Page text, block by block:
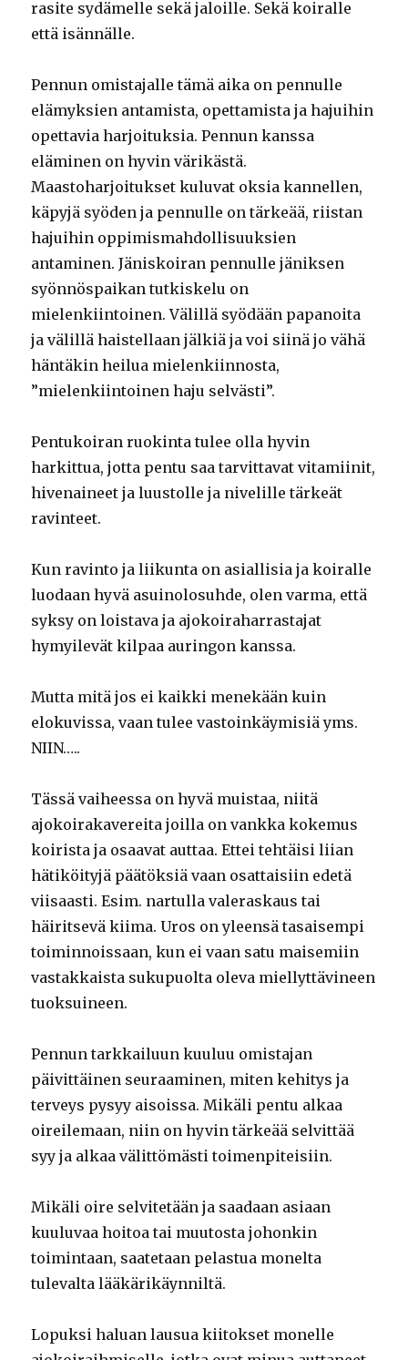
rasite sydämelle sekä jaloille. Sekä koiralle
että isännälle.
Pennun omistajalle tämä aika on pennulle
elämyksien antamista, opettamista ja hajuihin
opettavia harjoituksia. Pennun kanssa
eläminen on hyvin värikästä.
Maastoharjoitukset kuluvat oksia kannellen,
käpyjä syöden ja pennulle on tärkeää, riistan
hajuihin oppimismahdollisuuksien
antaminen. Jäniskoiran pennulle jäniksen
syönnöspaikan tutkiskelu on
mielenkiintoinen. Välillä syödään papanoita
ja välillä haistellaan jälkiä ja voi siinä jo vähä
häntäkin heilua mielenkiinnosta,
”mielenkiintoinen haju selvästi”.
Pentukoiran ruokinta tulee olla hyvin
harkittua, jotta pentu saa tarvittavat vitamiinit,
hivenaineet ja luustolle ja nivelille tärkeät
ravinteet.
Kun ravinto ja liikunta on asiallisia ja koiralle
luodaan hyvä asuinolosuhde, olen varma, että
syksy on loistava ja ajokoiraharrastajat
hymyilevät kilpaa auringon kanssa.
Mutta mitä jos ei kaikki menekään kuin
elokuvissa, vaan tulee vastoinkäymisiä yms.
NIIN…..
Tässä vaiheessa on hyvä muistaa, niitä
ajokoirakavereita joilla on vankka kokemus
koirista ja osaavat auttaa. Ettei tehtäisi liian
hätiköityjä päätöksiä vaan osattaisiin edetä
viisaasti. Esim. nartulla valeraskaus tai
häiritsevä kiima. Uros on yleensä tasaisempi
toiminnoissaan, kun ei vaan satu maisemiin
vastakkaista sukupuolta oleva miellyttävineen
tuoksuineen.
Pennun tarkkailuun kuuluu omistajan
päivittäinen seuraaminen, miten kehitys ja
terveys pysyy aisoissa. Mikäli pentu alkaa
oireilemaan, niin on hyvin tärkeää selvittää
syy ja alkaa välittömästi toimenpiteisiin.
Mikäli oire selvitetään ja saadaan asiaan
kuuluvaa hoitoa tai muutosta johonkin
toimintaan, saatetaan pelastua monelta
tulevalta lääkärikäynniltä.
Lopuksi haluan lausua kiitokset monelle